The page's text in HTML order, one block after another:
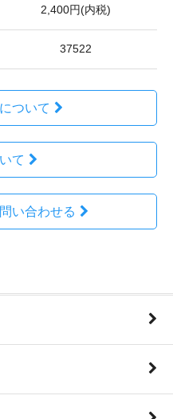
2,400円(内税)
37522
ついて
て
い合わせる